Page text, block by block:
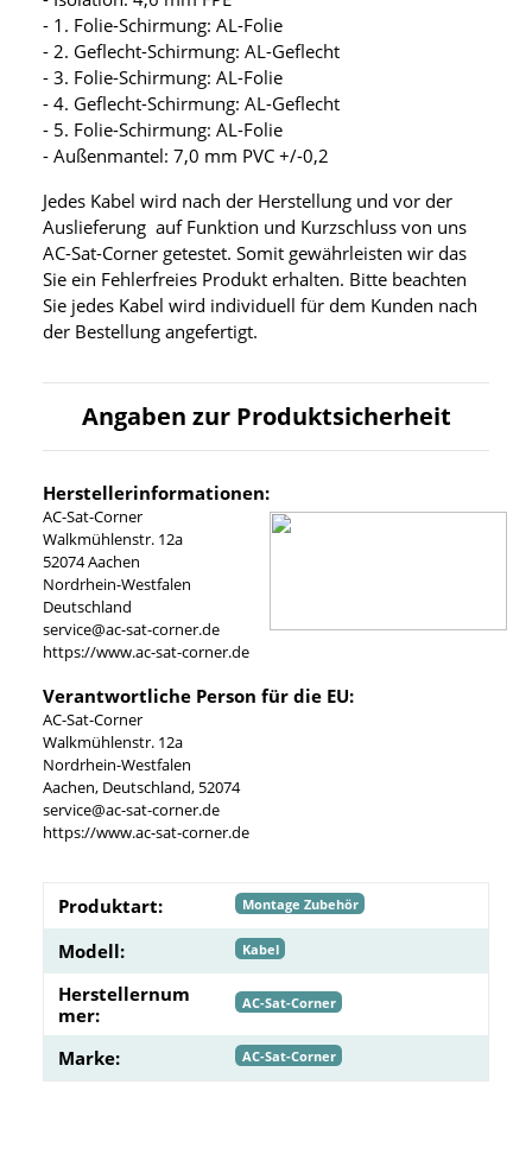
- 1. Folie-Schirmung: AL-Folie
- 2. Geflecht-Schirmung: AL-Geflecht
- 3. Folie-Schirmung: AL-Folie
- 4. Geflecht-Schirmung: AL-Geflecht
- 5. Folie-Schirmung: AL-Folie
- Außenmantel: 7,0 mm PVC +/-0,2
Jedes Kabel wird nach der Herstellung und vor der
Auslieferung auf Funktion und Kurzschluss von uns
AC-Sat-Corner getestet. Somit gewährleisten wir das
Sie ein Fehlerfreies Produkt erhalten. Bitte beachten
Sie jedes Kabel wird individuell für dem Kunden nach
der Bestellung angefertigt.
Angaben zur Produktsicherheit
Herstellerinformationen:
AC-Sat-Corner
Walkmühlenstr. 12a
52074 Aachen
Nordrhein-Westfalen
Deutschland
service@ac-sat-corner.de
https://www.ac-sat-corner.de
Verantwortliche Person für die EU:
AC-Sat-Corner
Walkmühlenstr. 12a
Nordrhein-Westfalen
Aachen, Deutschland, 52074
service@ac-sat-corner.de
https://www.ac-sat-corner.de
Produktart: Montage Zubehör
Modell: Kabel
Herstellernum
mer:
AC-Sat-Corner
Marke: AC-Sat-Corner